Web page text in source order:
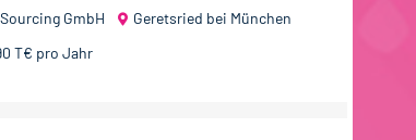
GmbH
Geretsried bei München
T€ pro Jahr